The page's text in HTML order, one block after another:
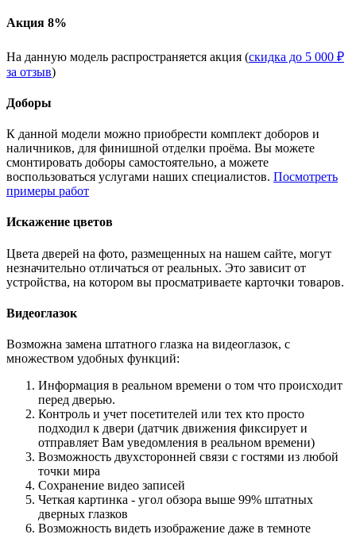
Акция 8%
На данную модель распространяется акция (скидка до 5 000 ₽
за отзыв)
Доборы
К данной модели можно приобрести комплект доборов и
наличников, для финишной отделки проёма. Вы можете
смонтировать доборы самостоятельно, а можете
воспользоваться услугами наших специалистов. Посмотреть
примеры работ
Искажение цветов
Цвета дверей на фото, размещенных на нашем сайте, могут
незначительно отличаться от реальных. Это зависит от
устройства, на котором вы просматриваете карточки товаров.
Видеоглазок
Возможна замена штатного глазка на видеоглазок, с
множеством удобных функций:
Информация в реальном времени о том что происходит
перед дверью.
Контроль и учет посетителей или тех кто просто
подходил к двери (датчик движения фиксирует и
отправляет Вам уведомления в реальном времени)
Возможность двухсторонней связи с гостями из любой
точки мира
Сохранение видео записей
Четкая картинка - угол обзора выше 99% штатных
дверных глазков
Возможность видеть изображение даже в темноте